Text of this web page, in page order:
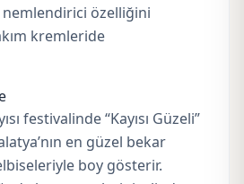
nemlendirici özelliğini
kremleride
festivalinde “Kayısı Güzeli”
en güzel bekar
boy gösterir.